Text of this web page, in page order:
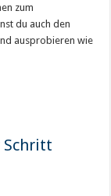
zum
du auch den
ausprobieren wie
Schritt